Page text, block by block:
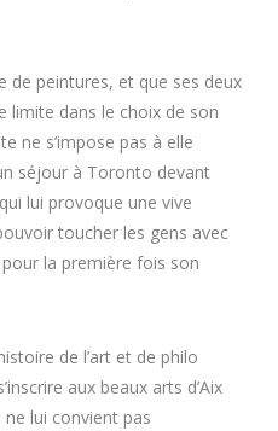
de peintures, et que ses deux
limite dans le choix de son
ne s’impose pas à elle
séjour à Toronto devant
lui provoque une vive
toucher les gens avec
la première fois son
de l’art et de philo
aux beaux arts d’Aix
lui convient pas